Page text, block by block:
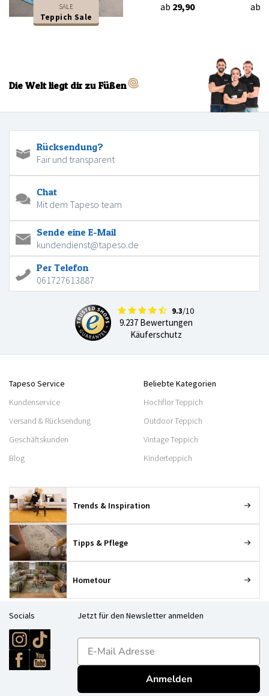
SALE
Teppich Sale
ab 29,90 ab
Die Welt liegt dir zu Füßen
Rücksendung?
Fair und transparent
Chat
Mit dem Tapeso team
Sende eine E-Mail
kundendienst@tapeso.de
Per Telefon
061727613887
9.3/10
9.237 Bewertungen
Käuferschutz
Tapeso Service
Kundenservice
Versand & Rücksendung
Geschäftskunden
Blog
Beliebte Kategorien
Hochflor Teppich
Outdoor Teppich
Vintage Teppich
Kinderteppich
Trends & Inspiration
Tipps & Pflege
Hometour
Socials Jetzt für den Newsletter anmelden
E-mailadres
Anmelden